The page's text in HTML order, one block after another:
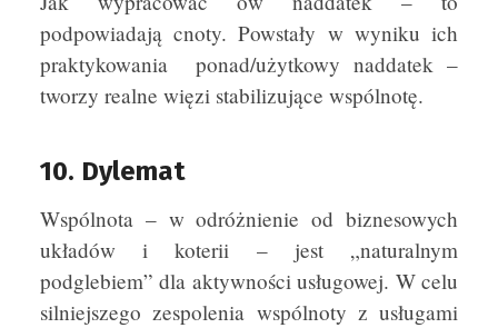
podpowiadają cnoty. Powstały w wyniku ich
praktykowania ponad/użytkowy naddatek –
tworzy realne więzi stabilizujące wspólnotę.
10. Dylemat
Wspólnota – w odróżnienie od biznesowych
układów i koterii – jest „naturalnym
podglebiem” dla aktywności usługowej. W celu
silniejszego zespolenia wspólnoty z usługami